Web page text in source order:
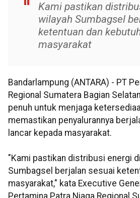
Kami pastikan
wilayah Sumbagsel
ketentuan dan
masyarakat
Bandarlampung (ANTARA) - PT
Regional Sumatera Bagian
penuh untuk menjaga
memastikan penyalurannya
lancar kepada masyarakat.
"Kami pastikan distribusi energi
Sumbagsel berjalan sesuai
masyarakat," kata Executive